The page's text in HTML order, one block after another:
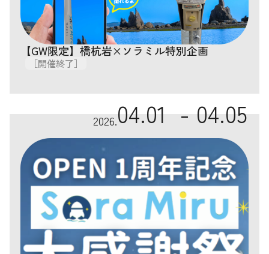
【GW限定】橋杭岩×ソラミル特別企画
［開催終了］
2026.04.01 - 04.05